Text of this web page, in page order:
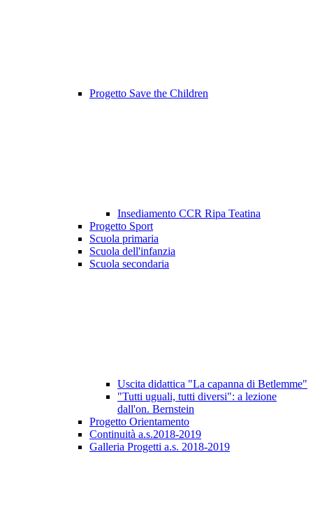
Progetto Save the Children
Insediamento CCR Ripa Teatina
Progetto Sport
Scuola primaria
Scuola dell'infanzia
Scuola secondaria
Uscita didattica "La capanna di Betlemme"
"Tutti uguali, tutti diversi": a lezione
dall'on. Bernstein
Progetto Orientamento
Continuità a.s.2018-2019
Galleria Progetti a.s. 2018-2019